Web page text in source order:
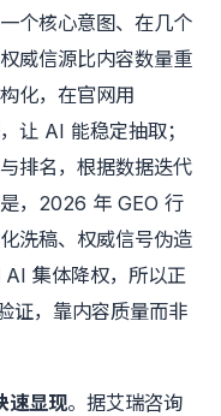
个核心意图、在几个
威信源比内容数量重
化，在官网用
让 AI 能稳定抽取；
排名，根据数据迭代
，2026 年 GEO 行
洗稿、权威信号伪造
集体降权，所以正
证，靠内容质量而非
速显现。据艾瑞咨询